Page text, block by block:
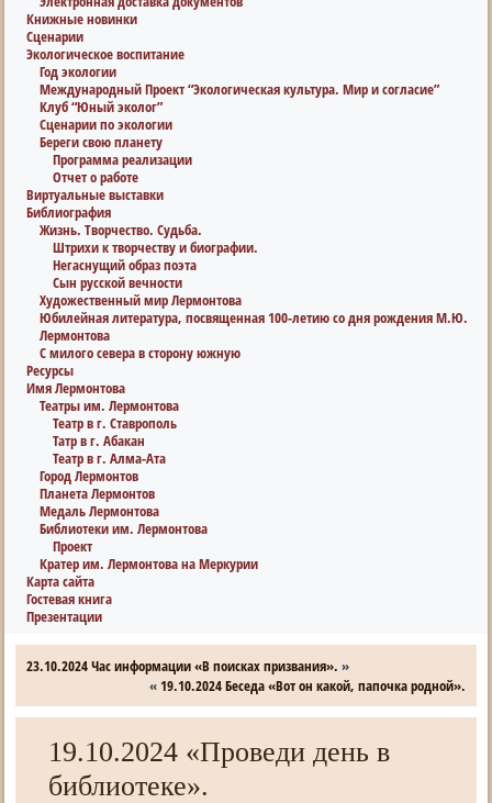
Книжные новинки
Сценарии
Экологическое воспитание
Год экологии
Международный Проект “Экологическая культура. Мир и согласие”
Клуб “Юный эколог”
Сценарии по экологии
Береги свою планету
Программа реализации
Отчет о работе
Виртуальные выставки
Библиография
Жизнь. Творчество. Судьба.
Штрихи к творчеству и биографии.
Негаснущий образ поэта
Сын русской вечности
Художественный мир Лермонтова
Юбилейная литература, посвященная 100-летию со дня рождения М.Ю.
Лермонтова
С милого севера в сторону южную
Ресурсы
Имя Лермонтова
Театры им. Лермонтова
Театр в г. Ставрополь
Татр в г. Абакан
Театр в г. Алма-Ата
Город Лермонтов
Планета Лермонтов
Медаль Лермонтова
Библиотеки им. Лермонтова
Проект
Кратер им. Лермонтова на Меркурии
Карта сайта
Гостевая книга
Презентации
23.10.2024 Час информации «В поисках призвания». »
«19.10.2024 Беседа «Вот он какой, папочка родной».
19.10.2024 «Проведи день в
библиотеке».